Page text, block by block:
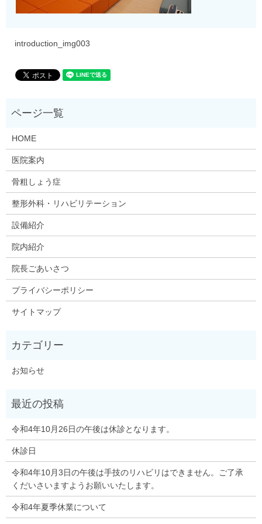
introduction_img003
HOME
医院案内
骨粗しょう症
整形外科・リハビリテーション
設備紹介
院内紹介
院長ごあいさつ
プライバシーポリシー
サイトマップ
お知らせ
令和4年10月26日の午後は休診となります。
休診日
令和4年10月3日の午後は手技のリハビリはできません。ご了承
くだいさいますようお願いいたします。
令和4年夏季休業について